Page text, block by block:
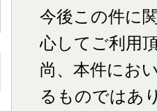
今後この件に
心してご利用
尚、本件にお
るものではあ